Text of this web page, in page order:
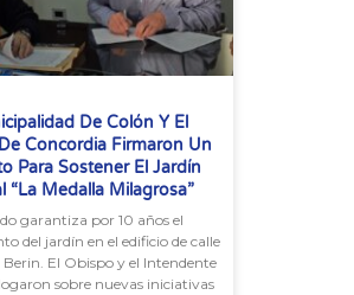
De Colón Y El
Concordia Firmaron Un
Para Sostener El Jardín
“La Medalla Milagrosa”
garantiza por 10 años el
del jardín en el edificio de calle
El Obispo y el Intendente
sobre nuevas iniciativas